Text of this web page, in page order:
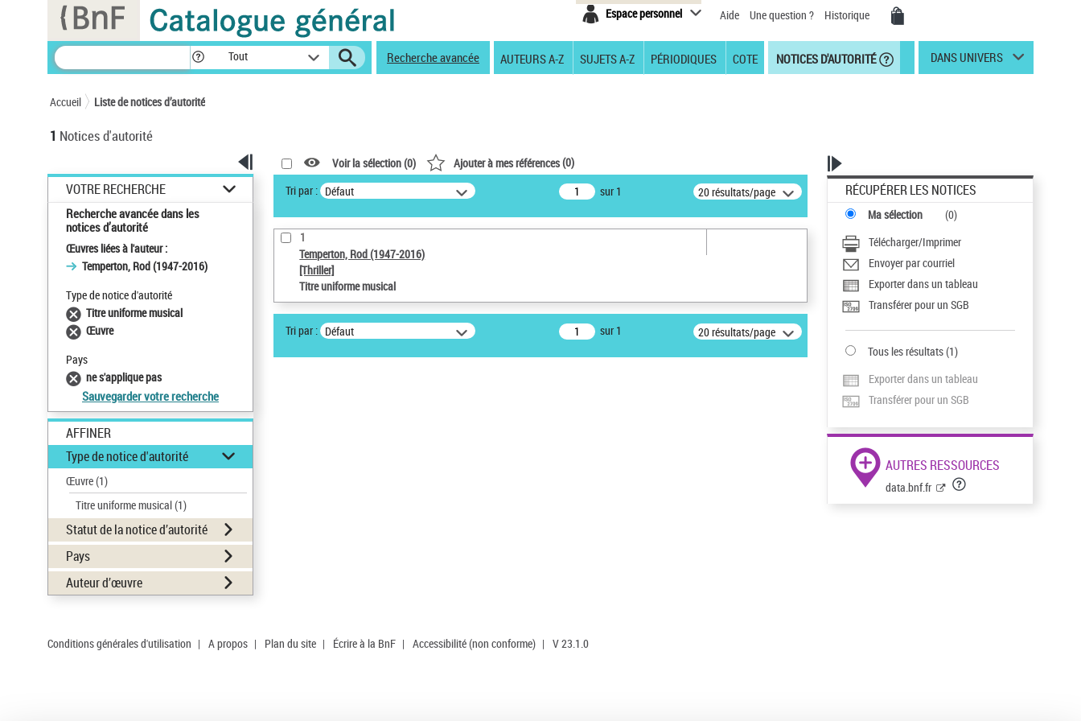
Espace personnel Aide Une question ? Historique
Tout Recherche avancée AUTEURS A-Z SUJETS A-Z PÉRIODIQUES COTE NOTICES D'AUTORITÉ DANS UNIVERS
Accueil Liste de notices d’autorité
1 Notices d'autorité
VOTRE RECHERCHE
Recherche avancée dans les
notices d’autorité
Œuvres liées à l'auteur :
Temperton, Rod (1947-2016)
Type de notice d'autorité
Titre uniforme musical
Œuvre
Pays
ne s'applique pas
Sauvegarder votre recherche
AFFINER
Type de notice d'autorité
Œuvre(1)
Titre uniforme musical(1)
Statut de la notice d’autorité
Pays
Auteur d’œuvre
Voir la sélection (0) Ajouter à mes références(0)
Tri par : Défaut sur 1 20 résultats/page
1
Temperton, Rod (1947-2016)
[Thriller]
Titre uniforme musical
Tri par : Défaut sur 1 20 résultats/page
RÉCUPÉRER LES NOTICES
Ma sélection (0)
Télécharger/Imprimer
Envoyer par courriel
Exporter dans un tableau
Transférer pour un SGB
Tous les résultats(1)
Exporter dans un tableau
Transférer pour un SGB
AUTRES RESSOURCES
data.bnf.fr
Conditions générales d'utilisation | A propos | Plan du site | Écrire à la BnF | Accessibilité (non conforme) | V 23.1.0
Panneau de gestion des cookies